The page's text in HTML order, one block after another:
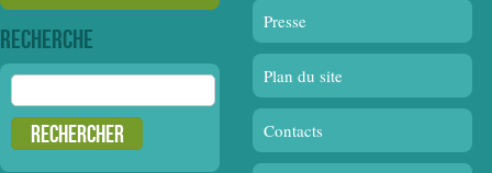
Recherche
Rechercher :
Presse
Plan du site
Contacts